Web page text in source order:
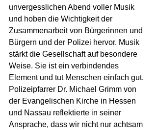
unvergesslichen Abend voller Musik
und hoben die Wichtigkeit der
Zusammenarbeit von Bürgerinnen und
Bürgern und der Polizei hervor. Musik
stärkt die Gesellschaft auf besondere
Weise. Sie ist ein verbindendes
Element und tut Menschen einfach gut.
Polizeipfarrer Dr. Michael Grimm von
der Evangelischen Kirche in Hessen
und Nassau reflektierte in seiner
Ansprache, dass wir nicht nur achtsam